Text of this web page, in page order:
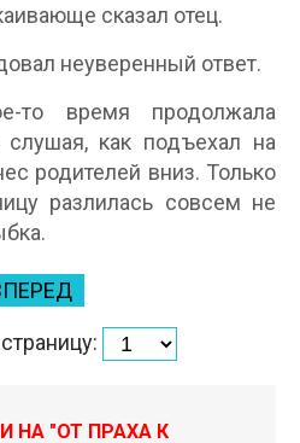
сказал отец.
неуверенный ответ.
то время продолжала
как подъехал на
родителей вниз. Только
разлилась совсем не
НА "ОТ ПРАХА К